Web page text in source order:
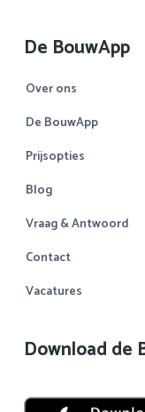
De BouwApp
Over ons
De BouwApp
Prijsopties
Blog
Vraag & Antwoord
Contact
Vacatures
Download de